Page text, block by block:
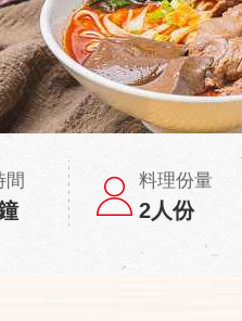
間 料理份量
2人份